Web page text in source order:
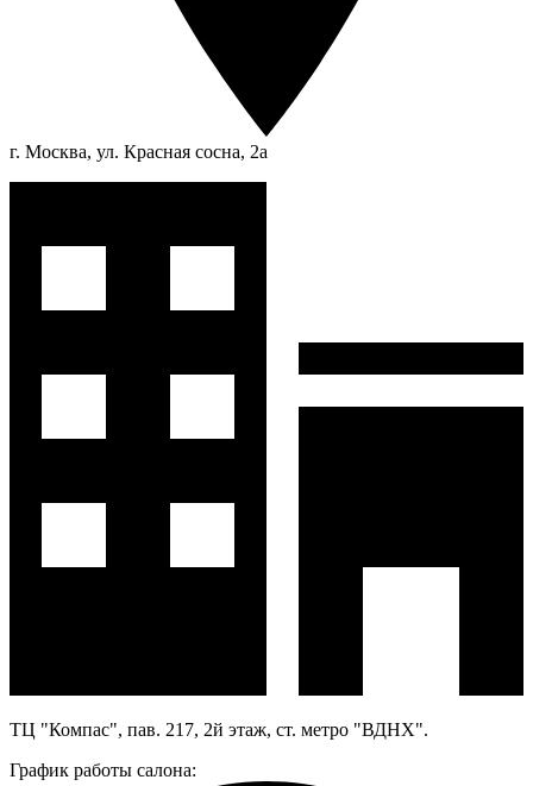
г. Москва, ул. Красная сосна, 2а
ТЦ "Компас", пав. 217, 2й этаж, ст. метро "ВДНХ".
График работы салона: